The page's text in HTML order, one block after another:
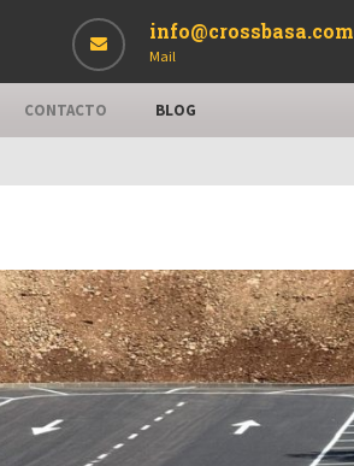
info@crossbasa.com
Mail
CONTACTO BLOG